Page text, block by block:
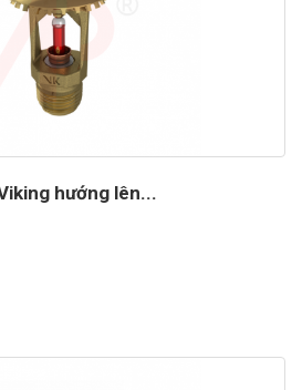
hướng lên...